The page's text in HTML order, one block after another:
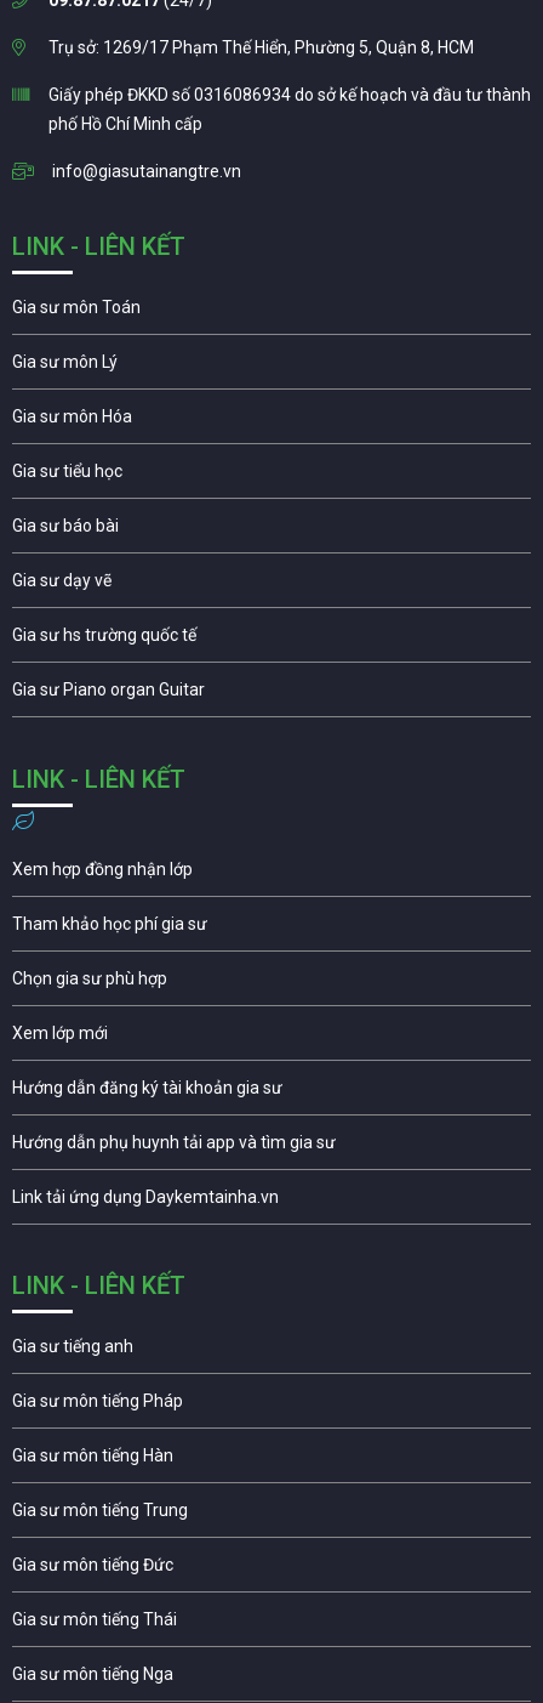
Trụ sở: 1269/17 Phạm Thế Hiển, Phường 5, Quận 8, HCM
Giấy phép ĐKKD số 0316086934 do sở kế hoạch và đầu tư thành
phố Hồ Chí Minh cấp
info@giasutainangtre.vn
LINK - LIÊN KẾT
Gia sư môn Toán
Gia sư môn Lý
Gia sư môn Hóa
Gia sư tiểu học
Gia sư báo bài
Gia sư dạy vẽ
Gia sư hs trường quốc tế
Gia sư Piano organ Guitar
LINK - LIÊN KẾT
Xem hợp đồng nhận lớp
Tham khảo học phí gia sư
Chọn gia sư phù hợp
Xem lớp mới
Hướng dẫn đăng ký tài khoản gia sư
Hướng dẫn phụ huynh tải app và tìm gia sư
Link tải ứng dụng Daykemtainha.vn
LINK - LIÊN KẾT
Gia sư tiếng anh
Gia sư môn tiếng Pháp
Gia sư môn tiếng Hàn
Gia sư môn tiếng Trung
Gia sư môn tiếng Đức
Gia sư môn tiếng Thái
Gia sư môn tiếng Nga